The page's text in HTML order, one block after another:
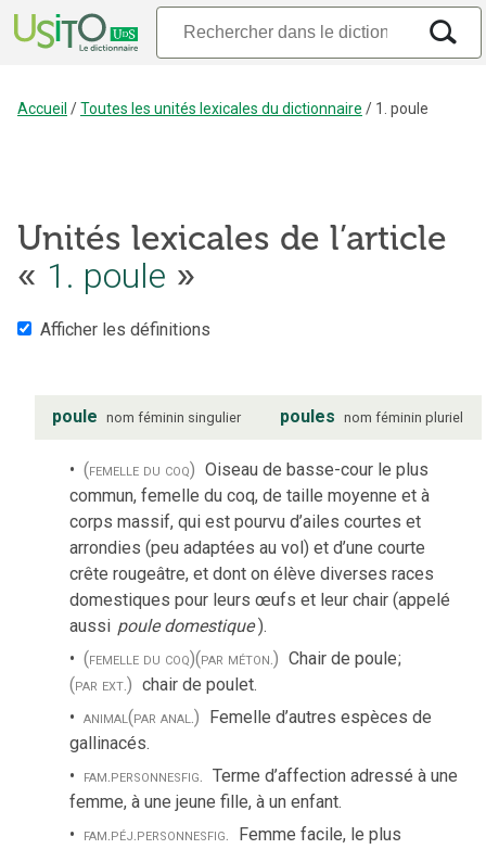
Accueil /Toutes les unités lexicales du dictionnaire / 1. poule
Unités lexicales de l’article
« 1. poule »
Afficher les définitions
poule nom féminin singulier poules nom féminin pluriel
(femelle du coq) Oiseau de basse-cour le plus
commun, femelle du coq, de taille moyenne et à
corps massif, qui est pourvu d’ailes courtes et
arrondies (peu adaptées au vol) et d’une courte
crête rougeâtre, et dont on élève diverses races
domestiques pour leurs œufs et leur chair (appelé
aussi poule domestique).
(femelle du coq)(par méton.) Chair de poule;
(par ext.) chair de poulet.
animal(par anal.) Femelle d’autres espèces de
gallinacés.
fam.personnesfig. Terme d’affection adressé à une
femme, à une jeune fille, à un enfant.
fam.péj.personnesfig. Femme facile, le plus